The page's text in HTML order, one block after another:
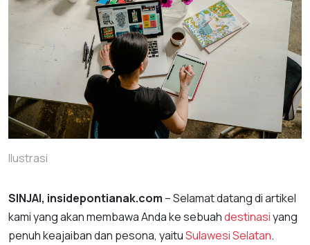
Ilustrasi
SINJAI, insidepontianak.com – Selamat datang di artikel
kami yang akan membawa Anda ke sebuahdestinasiyang
penuh keajaiban dan pesona, yaituSulawesi Selatan.